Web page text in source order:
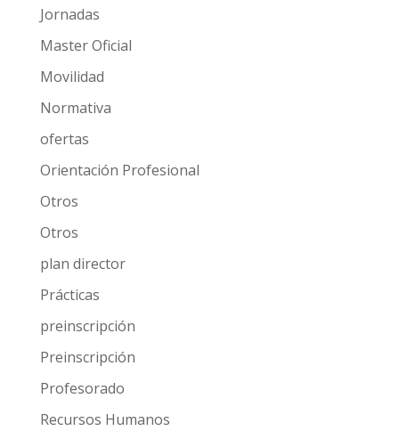
Jornadas
Master Oficial
Movilidad
Normativa
ofertas
Orientación Profesional
Otros
Otros
plan director
Prácticas
preinscripción
Preinscripción
Profesorado
Recursos Humanos